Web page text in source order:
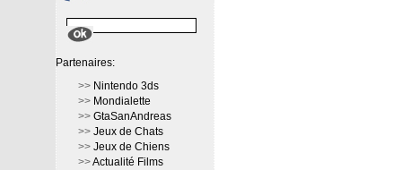
Partenaires:
>> Nintendo 3ds
>> Mondialette
>> GtaSanAndreas
>> Jeux de Chats
>> Jeux de Chiens
>>Actualité Films